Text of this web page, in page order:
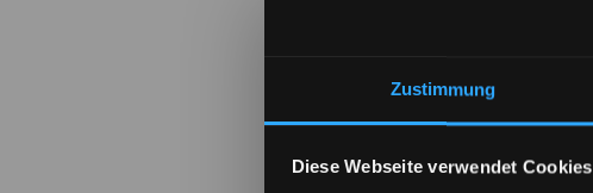
Zustimmung
Diese Webseite verwendet Cookies